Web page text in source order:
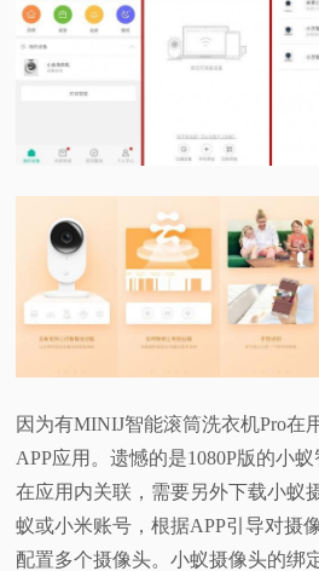
因为有MINIJ智能滚筒洗衣机Pro在
APP应用。遗憾的是1080P版的小
在应用内关联，需要另外下载小蚁
蚁或小米账号，根据APP引导对摄
配置多个摄像头。小蚁摄像头的绑